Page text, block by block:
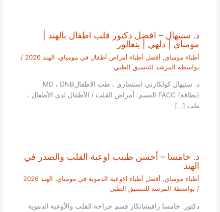
د. سنيهال – افضل دكتور قلب اطفال بالهند |
مومباي | دلهي | بنغالور
أطباء مومباي, أفضل أطباء أمراض أطفال في مومباي، الهند 2026
/
بواسطة المرشد للتنسيق الطبي
د. سنيهال كولكارني استشاري ، طب الاطفالMD ، DNB
(بطاقة) FACC القسم: أمراض القلب / الأطفال لدى الأطفال ،
طب […]
د. خامسا – أحسن طبيب اوعية القلب والصدر في
الهند
أطباء مومباي, أفضل أطباء الاوعية الدموية في مومباي، الهند 2026
/ بواسطة المرشد للتنسيق الطبي
دكتور. خامسا رافيشانكار قسم جراحة القلب والأوعية الدموية